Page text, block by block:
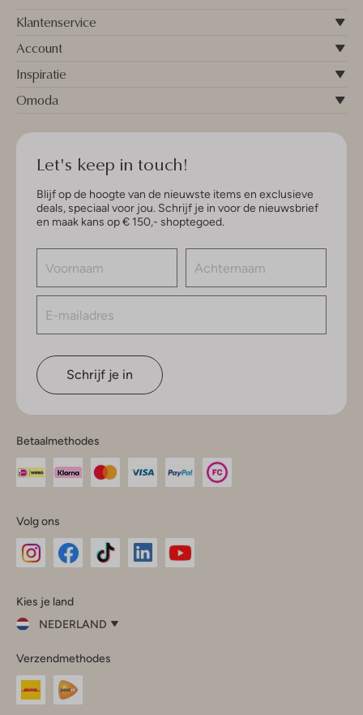
Klantenservice
Account
Inspiratie
Omoda
Let's keep in touch!
Blijf op de hoogte van de nieuwste items en exclusieve
deals, speciaal voor jou. Schrijf je in voor de nieuwsbrief
en maak kans op € 150,- shoptegoed.
Schrijf je in
Betaalmethodes
Volg ons
InstagramFacebook
Kies je land
NEDERLAND
je
land
Nederland
Verzendmethodes